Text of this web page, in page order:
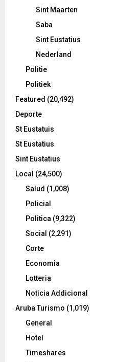
Sint Maarten
Saba
Sint Eustatius
Nederland
Politie
Politiek
Featured (20,492)
Deporte
St Eustatuis
St Eustatius
Sint Eustatius
Local (24,500)
Salud (1,008)
Policial
Politica (9,322)
Social (2,291)
Corte
Economia
Lotteria
Noticia Addicional
Aruba Turismo (1,019)
General
Hotel
Timeshares